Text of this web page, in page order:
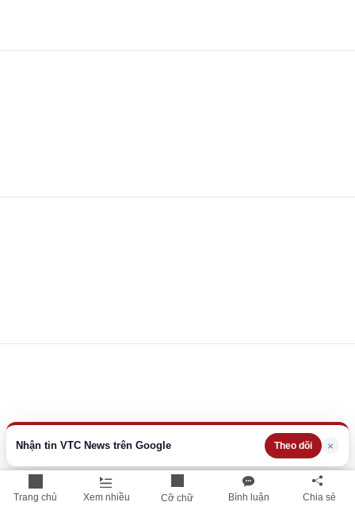
Trang chủ Xem nhiều Cỡ chữ Bình luận Chia sẻ
Nhận tin VTC News trên Google Theo dõi ×